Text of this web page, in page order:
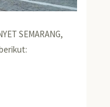
SEMARANG,